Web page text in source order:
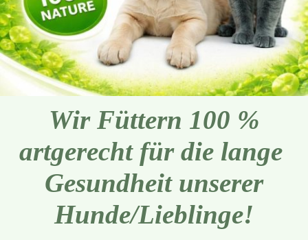
Wir Füttern 100 %
artgerecht für die lange
Gesundheit unserer
Hunde/Lieblinge!